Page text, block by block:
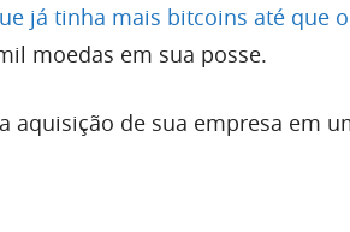
já tinha mais bitcoins até que
moedas em sua posse.
aquisição de sua empresa em